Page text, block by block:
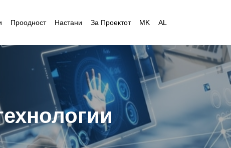
Проодност Настани За Проектот MK AL